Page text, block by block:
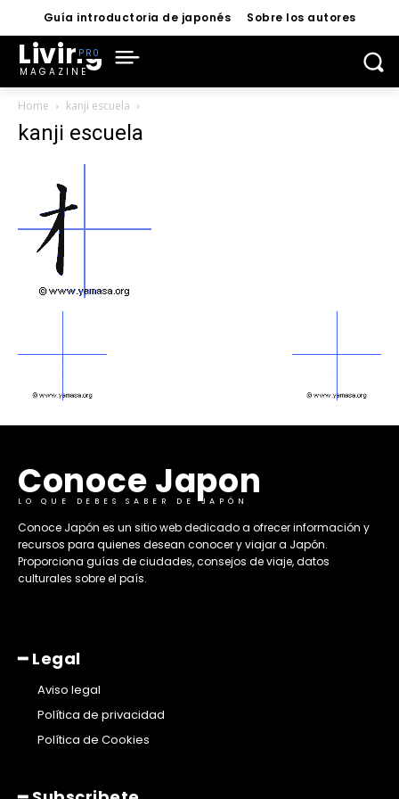
Guía introductoria de japonés Sobre los autores
Living
MAGAZINE
Home kanji escuela
kanji escuela
Conoce Japon
LO QUE DEBES SABER DE JAPÓN
​Conoce Japón es un sitio web dedicado a ofrecer información y
recursos para quienes desean conocer y viajar a Japón.
Proporciona guías de ciudades, consejos de viaje, datos
culturales sobre el país. ​
━ Legal
Aviso legal
Política de privacidad
Política de Cookies